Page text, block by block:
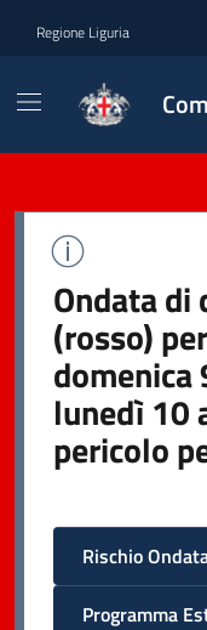
Regione Liguria
Ondata
(rosso)
domenica
lunedì 10
pericolo
Rischio
Programma